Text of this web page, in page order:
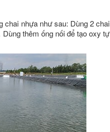
chai nhựa như sau: Dùng 2 chai
thêm ống nối để tạo oxy tự